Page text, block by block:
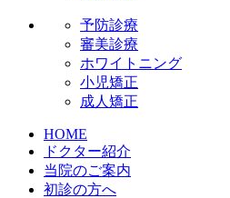
予防診療
審美診療
ホワイトニング
小児矯正
成人矯正
HOME
ドクター紹介
当院のご案内
初診の方へ